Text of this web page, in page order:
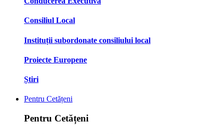
Consiliul Local
Instituții subordonate consiliului local
Proiecte Europene
Știri
Pentru Cetățeni
Pentru Cetățeni